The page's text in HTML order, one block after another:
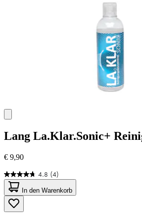
Lang La.Klar.Sonic+
€ 9,90
4.8 (4)
4.8
von
5
Sternen.
4
In den Warenkorb